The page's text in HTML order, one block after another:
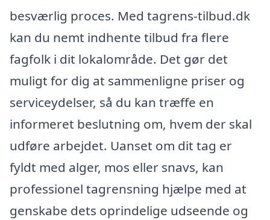
besværlig proces. Med tagrens-tilbud.dk
kan du nemt indhente tilbud fra flere
fagfolk i dit lokalområde. Det gør det
muligt for dig at sammenligne priser og
serviceydelser, så du kan træffe en
informeret beslutning om, hvem der skal
udføre arbejdet. Uanset om dit tag er
fyldt med alger, mos eller snavs, kan
professionel tagrensning hjælpe med at
genskabe dets oprindelige udseende og